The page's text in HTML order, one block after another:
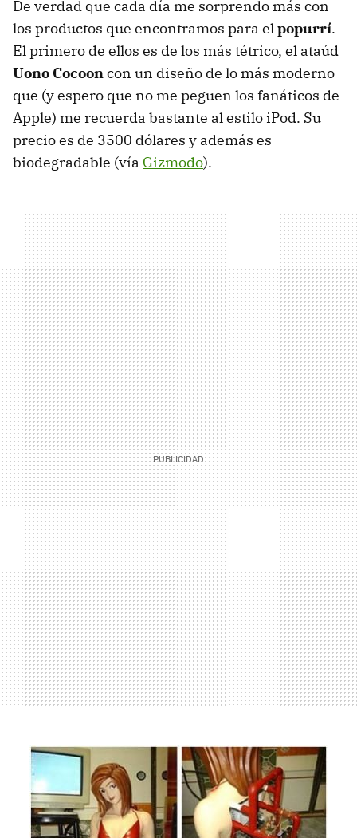
De verdad que cada día me sorprendo más con
los productos que encontramos para elpopurrí.
El primero de ellos es de los más tétrico, el ataúd
Uono Cocooncon un diseño de lo más moderno
que (y espero que no me peguen los fanáticos de
Apple) me recuerda bastante al estilo iPod. Su
precio es de 3500 dólares y además es
biodegradable (vía Gizmodo).